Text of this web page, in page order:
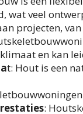
wat veel
projecten,
en kan
t: Hout is een
: